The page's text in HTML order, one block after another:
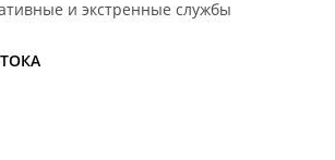
и экстренные службы